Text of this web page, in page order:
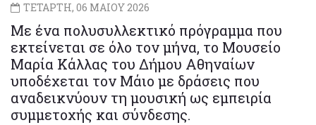
ΤΕΤΑΡΤΗ, 06 ΜΑΙΟΥ 2026
Με ένα πολυσυλλεκτικό πρόγραμμα που
εκτείνεται σε όλο τον μήνα, το Μουσείο
Μαρία Κάλλας του Δήμου Αθηναίων
υποδέχεται τον Μάιο με δράσεις που
αναδεικνύουν τη μουσική ως εμπειρία
συμμετοχής και σύνδεσης.